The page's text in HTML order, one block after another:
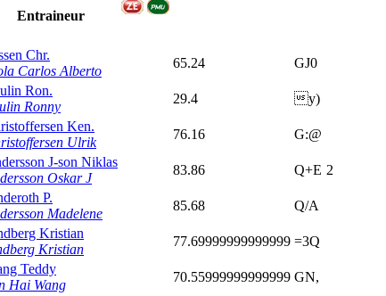
Entraineur
Chr.
Carlos Alberto
65.24 GJ0
Ron.
Ronny
29.4 y)
Ken.
Ulrik
76.16 G:@
J-son Niklas
Oskar J
83.86 Q+E 2
P.
Madelene
85.68 Q/A
Kristian
Kristian
77.69999999999999 =3Q
Teddy
Hai Wang
70.55999999999999 GN,